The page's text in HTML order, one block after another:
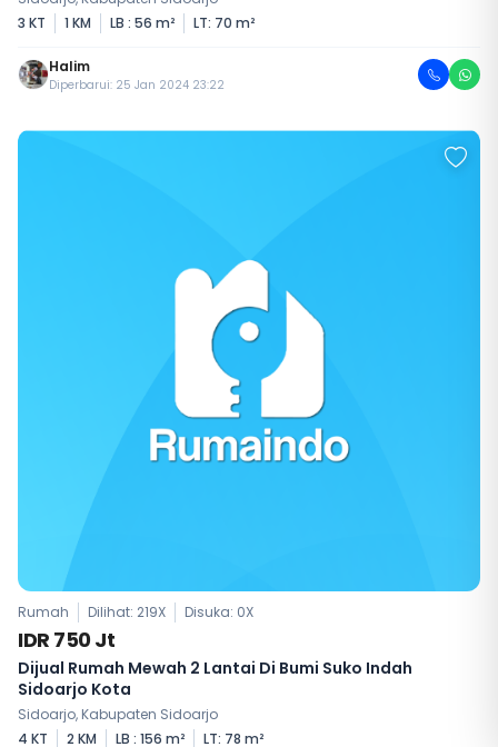
3 KT
1 KM LB : 56 m² LT: 70 m²
Halim
Diperbarui: 25 Jan 2024 23:22
Rumah Dilihat: 219X Disuka: 0X
IDR 750 Jt
Dijual Rumah Mewah 2 Lantai Di Bumi Suko Indah
Sidoarjo Kota
Sidoarjo, Kabupaten Sidoarjo
4 KT
2 KM LB : 156 m² LT: 78 m²